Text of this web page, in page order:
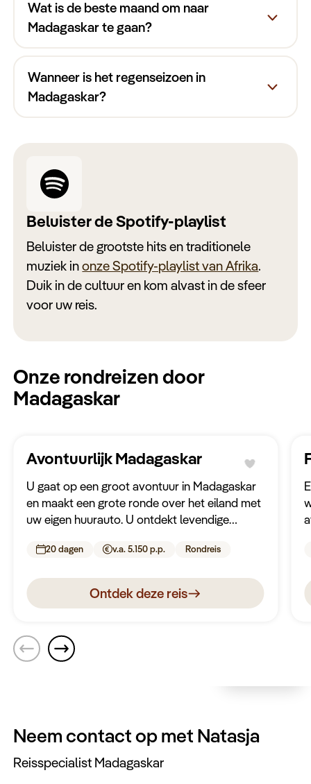
Wat is de beste maand om naar
Madagaskar te gaan?
juni
Wanneer is het regenseizoen in
Madagaskar?
Beluister de Spotify-playlist
Beluister de grootste hits en traditionele
muziek inonze Spotify-playlist van Afrika.
Duik in de cultuur en kom alvast in de sfeer
voor uw reis.
Onze rondreizen door
Madagaskar
Avontuurlijk Madagaskar
U gaat op een groot avontuur in Madagaskar
en maakt een grote ronde over het eiland met
uw eigen huurauto. U ontdekt levendige
en indrukwekkende natuurparken.
20 dagen v.a. 5.150 p.p. Rondreis
Ontdek deze reis
Neem contact op met Natasja
Reisspecialist Madagaskar